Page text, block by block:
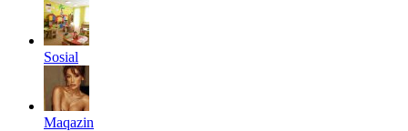
Sosial
Maqazin